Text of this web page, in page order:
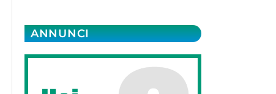
ANNUNCI